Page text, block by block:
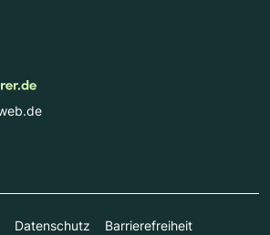
Datenschutz Barrierefreiheit